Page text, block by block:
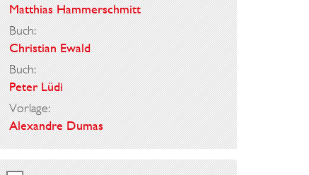
Matthias Hammerschmitt
Buch:
Christian Ewald
Buch:
Peter Lüdi
Vorlage:
Alexandre Dumas